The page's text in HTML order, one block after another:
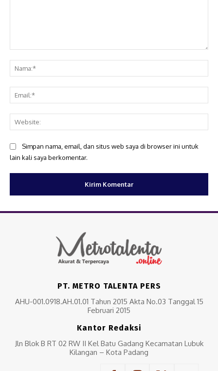
Simpan nama, email, dan situs web saya di browser ini untuk
lain kali saya berkomentar.
PT. METRO TALENTA PERS
AHU-001.0918.AH.01.01 Tahun 2015 Akta No.03 Tanggal 15
Februari 2015
Kantor Redaksi
Jln Blok B RT 02 RW II Kel Batu Gadang Kecamatan Lubuk
Kilangan – Kota Padang